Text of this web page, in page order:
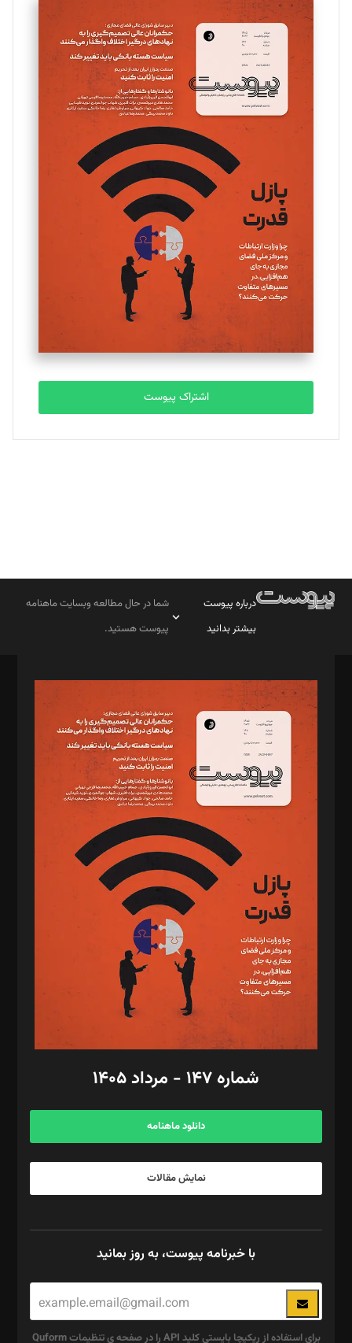
سروش کرمیان
تحریریه
مینا پاکدل
یسنا امان‌پور
تحریریه
ملینا جعفری
تحریریه
مصطفی مسجدی آرانی
تحریریه
بابک نقاش
تحریریه
اشتراک پیوست
درباره پیوست
بیشتر بدانید
شما در حال مطالعه وبسایت ماهنامه
پیوست هستید.
مدیر مسئول: محمدباقر اثنی‌عشری
سردبیر: مهرک محمودی
دبیر تحریریه: میثم قاسمی
د‌بیر ناداستان: سمانه سمیع
د‌بیر خدمت و تجارت: ابوالفضل رجبی
د‌بیر حقوق فناوری: حسام‌الدین ایپکچی
د‌بیر پیوست جهان: مینا پاکدل
د‌بیر تحریریه آنلاین: بابک نقاش
تحریریه‌: مجتبی محمود‌ی، آرش برهمند، یسنا امان‌پور، سروش کرمیان،
مصطفی مسجدی آرانی، ابوالفضل رجبی، زهرا فکرانه، فائزه فتحی
رستمی،مصطفی باستان
ویرایش: نگار استاد‌‌آقا
طراح یونیفرم: مجید توکلی
فیلمبرداری و عکاسی: امیر شفیعی، مانی لطفی زاده
گرافیک و صفحه‌آرایی: سید‌سبحان‌علی ثابت
مد‌یر توسعه تجاری: کامبیز برید‌
امور مالی: شاپور رهبری، محمد‌ کاظمی‌نیا
آگهی و مشترکین: ۰۹۱۹۹۹۹۰۴۵۴
شماره ۱۴۷ - مرداد ۱۴۰۵
دانلود ماهنامه
نمایش مقالات
با خبرنامه پیوست، به روز بمانید
برای استفاده از ریکپچا بایستی کلید API را در صفحه ی تنظیمات Quform